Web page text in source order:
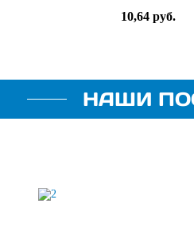
10,64 руб.
НАШИ